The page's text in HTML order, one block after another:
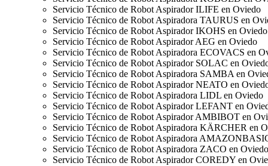
Servicio Técnico de Robot Aspirador ILIFE en Oviedo
Servicio Técnico de Robot Aspiradora TAURUS en
Servicio Técnico de Robot Aspirador IKOHS en Oviedo
Servicio Técnico de Robot Aspirador AEG en Oviedo
Servicio Técnico de Robot Aspiradora ECOVACS en
Servicio Técnico de Robot Aspirador SOLAC en
Servicio Técnico de Robot Aspiradora SAMBA en
Servicio Técnico de Robot Aspirador NEATO en
Servicio Técnico de Robot Aspiradora LIDL en Oviedo
Servicio Técnico de Robot Aspirador LEFANT en
Servicio Técnico de Robot Aspirador AMBIBOT en
Servicio Técnico de Robot Aspiradora KÄRCHER en
Servicio Técnico de Robot Aspiradora
Servicio Técnico de Robot Aspiradora ZACO en Oviedo
Servicio Técnico de Robot Aspirador COREDY en